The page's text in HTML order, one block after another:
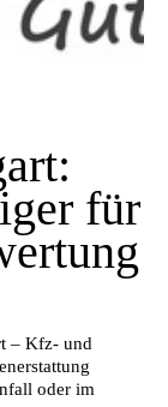
für
– Kfz- und
oder im